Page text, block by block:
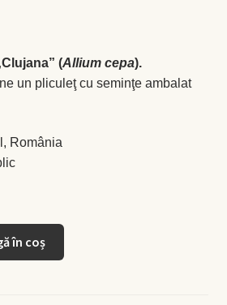
(Allium cepa).
un pliculeţ cu seminţe ambalat
România
în coș